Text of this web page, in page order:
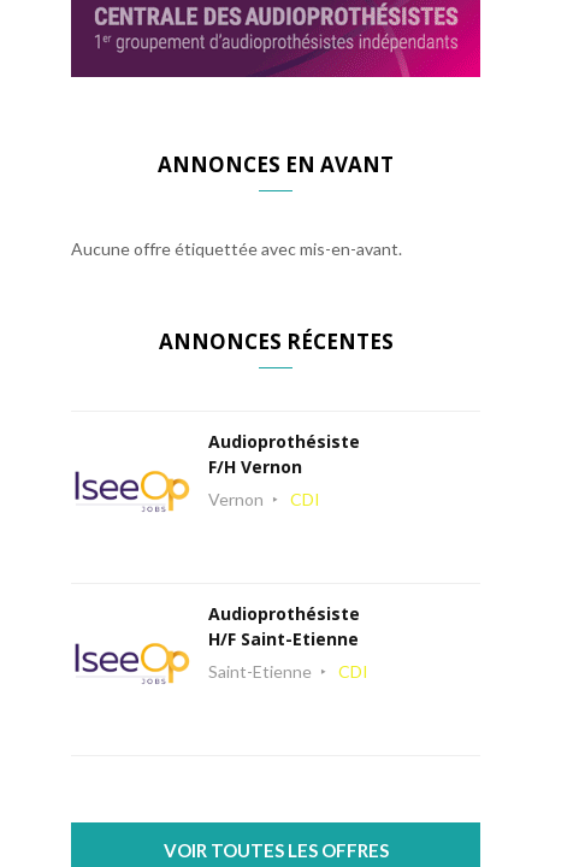
ANNONCES EN AVANT
Aucune offre étiquettée avec mis-en-avant.
ANNONCES RÉCENTES
Audioprothésiste
F/H Vernon
Vernon CDI
Audioprothésiste
H/F Saint-Etienne
Saint-Etienne CDI
VOIR TOUTES LES OFFRES